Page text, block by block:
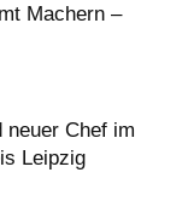
Machern –
neuer Chef im
Leipzig